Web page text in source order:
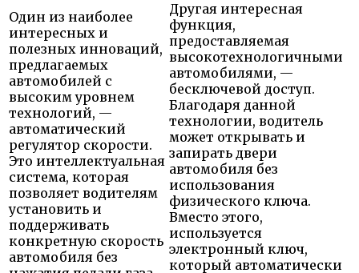
Один из наиболее
интересных и
полезных инноваций,
предлагаемых
автомобилей с
высоким уровнем
технологий, —
автоматический
регулятор скорости.
Это интеллектуальная
система, которая
позволяет водителям
установить и
поддерживать
конкретную скорость
автомобиля без
Другая интересная
функция,
предоставляемая
высокотехнологичными
автомобилями, —
бесключевой доступ.
Благодаря данной
технологии, водитель
может открывать и
запирать двери
автомобиля без
использования
физического ключа.
Вместо этого,
используется
электронный ключ,
который автоматически